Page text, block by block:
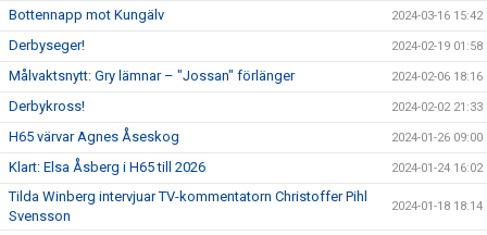
Bottennapp mot Kungälv 2024-03-16 15:42
Derbyseger! 2024-02-19 01:58
Målvaktsnytt: Gry lämnar – "Jossan" förlänger 2024-02-06 18:16
Derbykross! 2024-02-02 21:33
H65 värvar Agnes Åseskog 2024-01-26 09:00
Klart: Elsa Åsberg i H65 till 2026 2024-01-24 16:02
Tilda Winberg intervjuar TV-kommentatorn Christoffer Pihl
Svensson
2024-01-18 18:14